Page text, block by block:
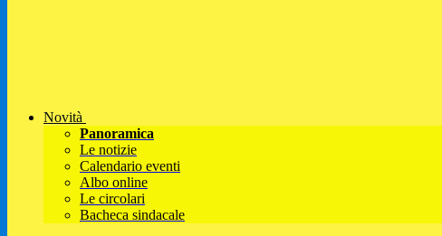
Novità
Panoramica
Le notizie
Calendario eventi
Albo online
Le circolari
Bacheca sindacale